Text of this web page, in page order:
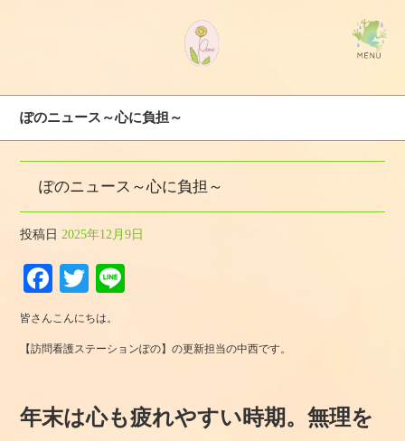
ぽのニュース～心に負担～
ぽのニュース～心に負担～
投稿日 2025年12月9日
Fa
ce
bo
ok
T
wi
tte
皆さんこんにちは。
【訪問看護ステーションぽの】の更新担当の中西です。
年末は心も疲れやすい時期。無理を